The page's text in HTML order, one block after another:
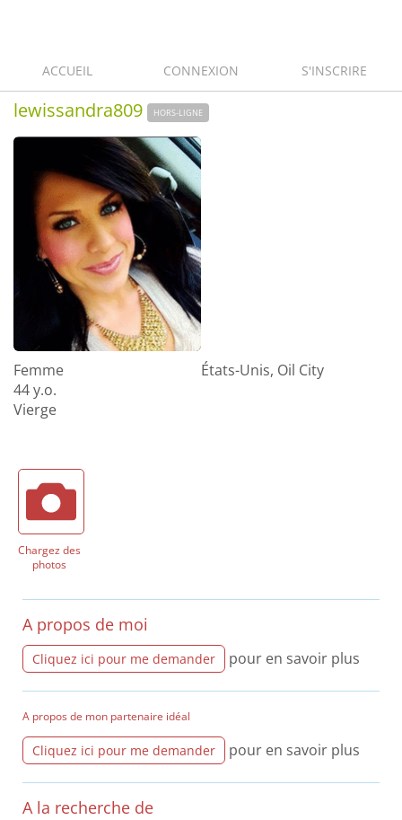
ACCUEIL CONNEXION S'INSCRIRE
lewissandra809 HORS-LIGNE
Femme
44 y.o.
Vierge
États-Unis, Oil City
Chargez des
photos
A propos de moi
Cliquez ici pour me demander pour en savoir plus
A propos de mon partenaire idéal
Cliquez ici pour me demander pour en savoir plus
A la recherche de